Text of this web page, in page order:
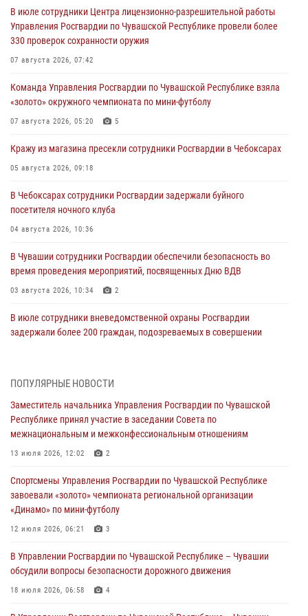
В июле сотрудники Центра лицензионно-разрешительной работы
Управления Росгвардии по Чувашской Республике провели более
330 проверок сохранности оружия
07 августа 2026, 07:42
Команда Управления Росгвардии по Чувашской Республике взяла
«золото» окружного чемпионата по мини-футболу
07 августа 2026, 05:20 5
Кражу из магазина пресекли сотрудники Росгвардии в Чебоксарах
05 августа 2026, 09:18
В Чебоксарах сотрудники Росгвардии задержали буйного
посетителя ночного клуба
04 августа 2026, 10:36
В Чувашии сотрудники Росгвардии обеспечили безопасность во
время проведения мероприятий, посвященных Дню ВДВ
03 августа 2026, 10:34 2
В июле сотрудники вневедомственной охраны Росгвардии
задержали более 200 граждан, подозреваемых в совершении
мировой войне 1914-1918 годов
01 августа 2026, 07:19
В Ядрине сотрудники Росгвардии задержали подозреваемого в
01 августа 2026, 06:12
1 августа – День дежурной службы войск национальной гвардии
Российской Федерации
Директор Росгвардии Герой России генерал армии Виктор Золотов
поздравил специалистов подразделений тыла с профессиональным
ПОПУЛЯРНЫЕ НОВОСТИ
Заместитель начальника Управления Росгвардии по Чувашской
Республике принял участие в заседании Совета по
межнациональным и межконфессиональным отношениям
13 июля 2026, 12:02 2
Спортсмены Управления Росгвардии по Чувашской Республике
завоевали «золото» чемпионата региональной организации
«Динамо» по мини-футболу
12 июля 2026, 06:21 3
В Управлении Росгвардии по Чувашской Республике – Чувашии
обсудили вопросы безопасности дорожного движения
18 июля 2026, 06:58 4